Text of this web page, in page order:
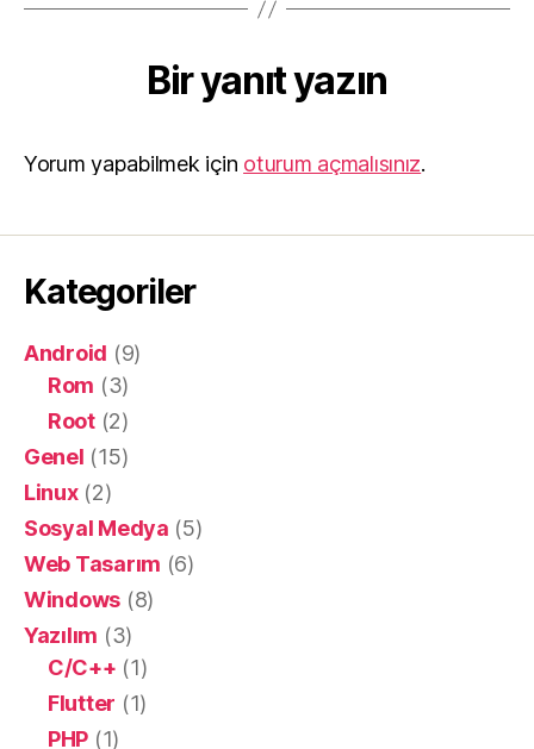
Bir yanıt yazın
Yorum yapabilmek için oturum açmalısınız.
Kategoriler
Android (9)
Rom (3)
Root(2)
Genel (15)
Linux(2)
Sosyal Medya (5)
Web Tasarım (6)
Windows (8)
Yazılım (3)
C/C++ (1)
Flutter (1)
PHP (1)